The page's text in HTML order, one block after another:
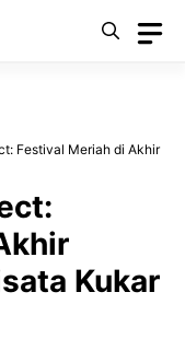
Festival Meriah di Akhir
Kukar